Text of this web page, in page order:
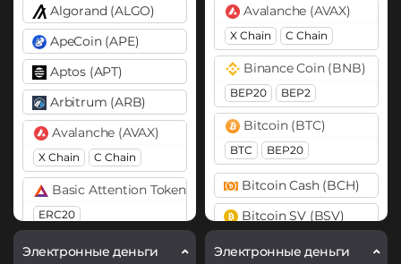
Algorand (ALGO)
ApeCoin (APE)
Aptos (APT)
Arbitrum (ARB)
Avalanche (AVAX)
X Chain C Chain
Basic Attention Token (BAT)
ERC20
Binance Coin (BNB)
Электронные деньги
Avalanche (AVAX)
X Chain C Chain
Binance Coin (BNB)
BEP20 BEP2
Bitcoin (BTC)
BTC BEP20
Bitcoin Cash (BCH)
Bitcoin SV (BSV)
Cardano (ADA)
Электронные деньги